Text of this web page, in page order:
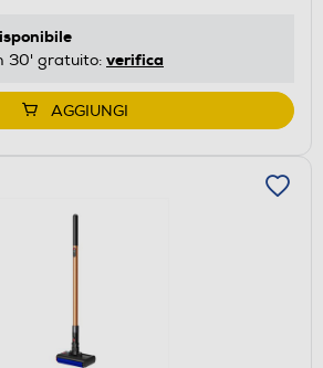
30' gratuito: verifica
AGGIUNGI